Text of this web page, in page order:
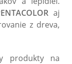
aj
z dreva,
produkty na